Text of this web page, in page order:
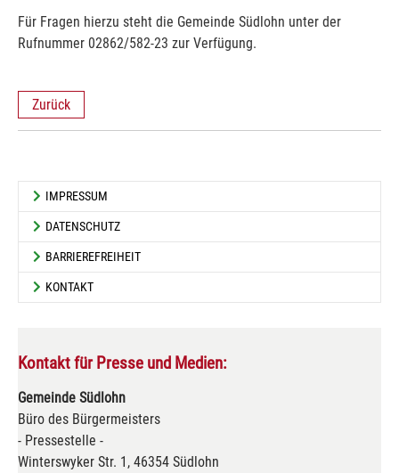
Für Fragen hierzu steht die Gemeinde Südlohn unter der
Rufnummer 02862/582-23 zur Verfügung.
Zurück
IMPRESSUM
DATENSCHUTZ
BARRIEREFREIHEIT
KONTAKT
Kontakt für Presse und Medien:
Gemeinde Südlohn
Büro des Bürgermeisters
- Pressestelle -
Winterswyker Str. 1, 46354 Südlohn